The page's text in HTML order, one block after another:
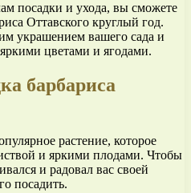
посадки и ухода, вы сможете
Оттавского круглый год.
украшением вашего сада и
цветами и ягодами.
барбариса
растение, которое
и яркими плодами. Чтобы
и радовал вас своей
посадить.